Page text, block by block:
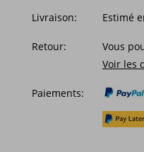
Livraison: Estimé
Retour:
Vous
Voir les
Paiements: